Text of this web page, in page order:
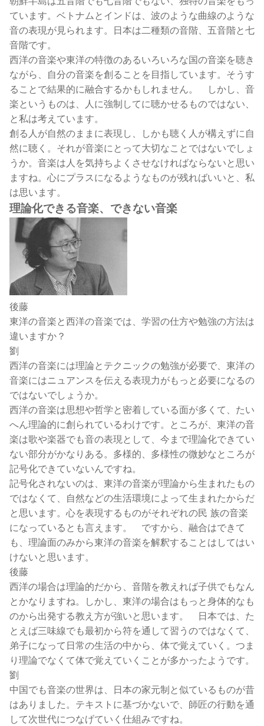
ています。ベトナムとインドは、波のような曲線のような
音の表現が見られます。日本は二種類の音階、五音階と七
音階です。
西洋の音楽や東洋の特徴のあるいろいろな国の音楽を聴き
ながら、自分の音楽を創ることを目指しています。そうす
ることで結果的に融合するかもしれません。 しかし、音
楽というものは、人に強制してに聴かせるものではない、
と私は考えています。
創る人が自然のままに表現し、しかも聴く人が構えずに自
然に聴く。それが音楽にとって大切なことではないでしょ
うか。音楽は人を気持ちよくさせなければならないと思い
ますね。心にプラスになるようなものが残ればいいと、私
は思います。
理論化できる音楽、できない音楽
後藤
東洋の音楽と西洋の音楽では、学習の仕方や勉強の方法は
違いますか？
劉
西洋の音楽には理論とテクニックの勉強が必要で、東洋の
音楽にはニュアンスを伝える表現力がもっと必要になるの
ではないでしょうか。
西洋の音楽は思想や哲学と密着している面が多くて、たい
へん理論的に創られているわけです。ところが、東洋の音
楽は歌や楽器でも音の表現として、今まで理論化できてい
ない部分がかなりある。多様的、多様性の微妙なところが
記号化できていないんですね。
記号化されないのは、東洋の音楽が理論から生まれたもの
ではなくて、自然などの生活環境によって生まれたからだ
と思います。心を表現するものがそれぞれの民 族の音楽
になっているとも言えます。 ですから、融合はできて
も、理論面のみから東洋の音楽を解釈することはしてはい
けないと思います。
後藤
西洋の場合は理論的だから、音階を教えれば子供でもなん
とかなりますね。しかし、東洋の場合はもっと身体的なも
のから出発する教え方が強いと思います。 日本では、た
とえば三味線でも最初から符を通して習うのではなくて、
弟子になって日常の生活の中から、体で覚えていく。つま
り理論でなくて体で覚えていくことが多かったようです。
劉
中国でも音楽の世界は、日本の家元制と似ているものが昔
はありました。テキストに基づかないで、師匠の行動を通
して次世代につなげていく仕組みですね。